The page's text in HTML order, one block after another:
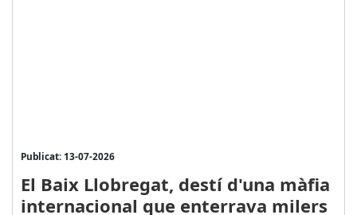
Publicat: 13-07-2026
El Baix Llobregat, destí d'una màfia
internacional que enterrava milers